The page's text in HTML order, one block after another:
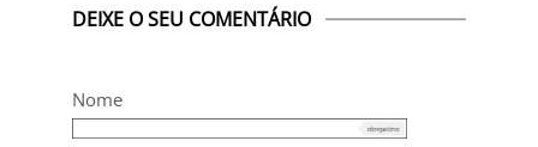
DEIXE O SEU COMENTÁRIO
Nome